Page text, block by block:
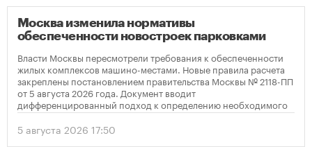
Москва изменила нормативы
обеспеченности новостроек парковками
Власти Москвы пересмотрели требования к обеспеченности
жилых комплексов машино-местами. Новые правила расчета
закреплены постановлением правительства Москвы № 2118-ПП
от 5 августа 2026 года. Документ вводит
дифференцированный подход к определению необходимого
количества парковок в зависимости от площади квартир и
устанавливает переходный период для уже согласованных
проектов.
5 августа 2026 17:50